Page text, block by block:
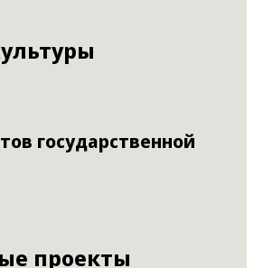
государственной
проекты